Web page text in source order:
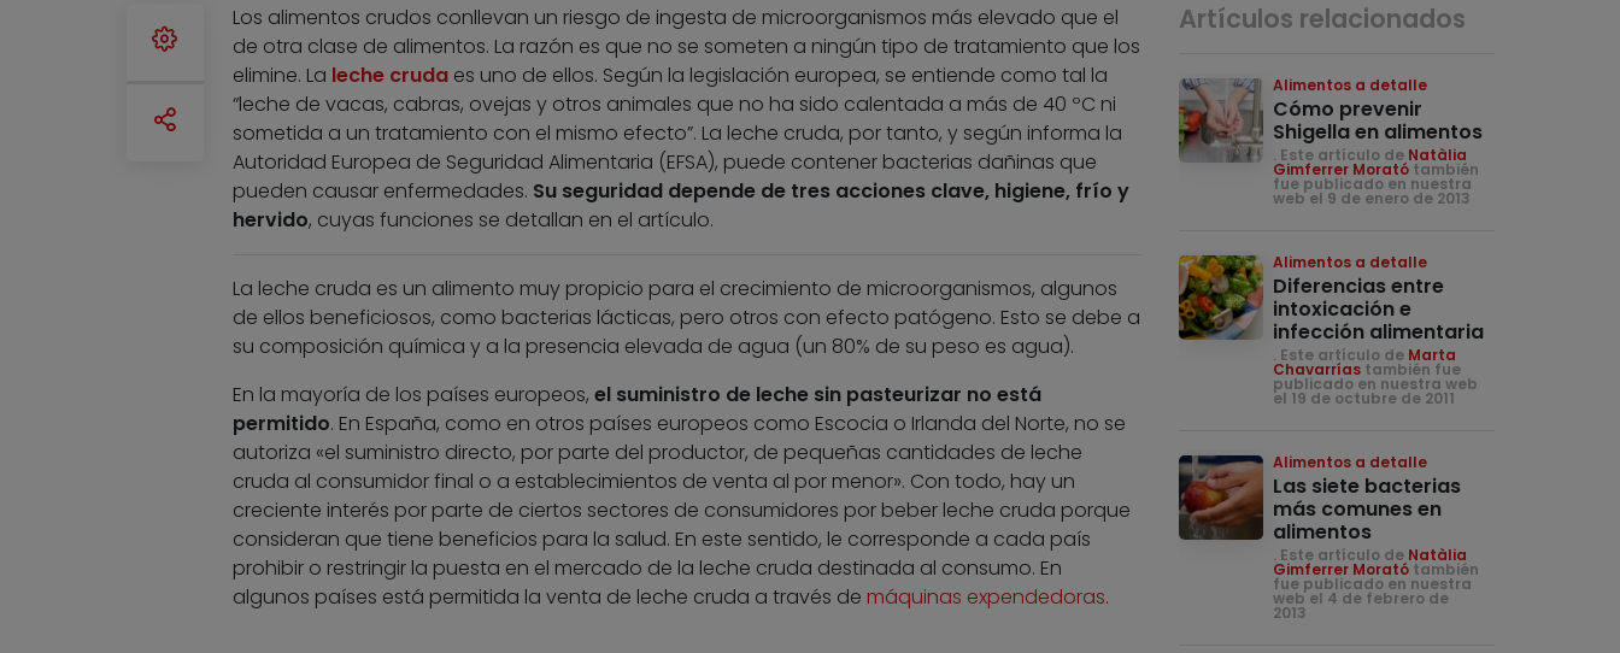
Los alimentos crudos conllevan un riesgo de ingesta de microorganismos más elevado que el
de otra clase de alimentos. La razón es que no se someten a ningún tipo de tratamiento que los
elimine. La leche crudaes uno de ellos. Según la legislación europea, se entiende como tal la
“leche de vacas, cabras, ovejas y otros animales que no ha sido calentada a más de 40 ºC ni
sometida a un tratamiento con el mismo efecto”. La leche cruda, por tanto, y según informa la
Autoridad Europea de Seguridad Alimentaria (EFSA), puede contener bacterias dañinas que
pueden causar enfermedades. Su seguridad depende de tres acciones clave, higiene, frío y
hervido, cuyas funciones se detallan en el artículo.
La leche cruda es un alimento muy propicio para el crecimiento de microorganismos, algunos
de ellos beneficiosos, como bacterias lácticas, pero otros con efecto patógeno. Esto se debe a
su composición química y a la presencia elevada de agua (un 80% de su peso es agua).
En la mayoría de los países europeos, el suministro de leche sin pasteurizar no está
permitido. En España, como en otros países europeos como Escocia o Irlanda del Norte, no se
autoriza «el suministro directo, por parte del productor, de pequeñas cantidades de leche
cruda al consumidor final o a establecimientos de venta al por menor». Con todo, hay un
creciente interés por parte de ciertos sectores de consumidores por beber leche cruda porque
consideran que tiene beneficios para la salud. En este sentido, le corresponde a cada país
prohibir o restringir la puesta en el mercado de la leche cruda destinada al consumo. En
algunos países está permitida la venta de leche cruda a través de máquinas expendedoras.
Artículos relacionados
Alimentos a detalle
Cómo prevenir
Shigella en alimentos
. Este artículo de Natàlia
Gimferrer Morató también
fue publicado en nuestra
web el 9 de enero de 2013
Alimentos a detalle
Diferencias entre
intoxicación e
infección alimentaria
. Este artículo de Marta
Chavarrías también fue
publicado en nuestra web
el 19 de octubre de 2011
Alimentos a detalle
Las siete bacterias
más comunes en
alimentos
. Este artículo de Natàlia
Gimferrer Morató también
fue publicado en nuestra
web el 4 de febrero de
2013